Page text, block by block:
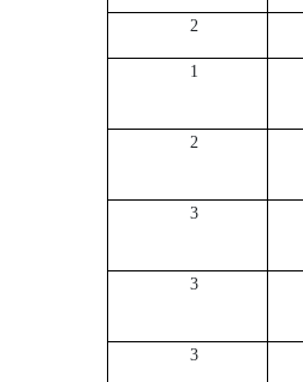
2
1
2
3
3
3